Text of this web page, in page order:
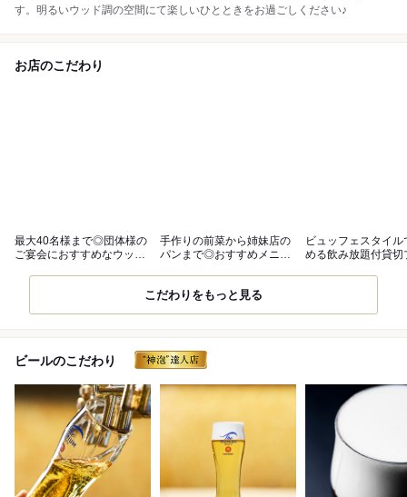
す。明るいウッド調の空間にて楽しいひとときをお過ごしください♪
お店のこだわり
最大40名様まで◎団体様の
ご宴会におすすめなウッド
手作りの前菜から姉妹店の
パンまで◎おすすめメニュ
ビュッフェスタイル
める飲み放題付貸切
こだわりをもっと見る
ビールのこだわり